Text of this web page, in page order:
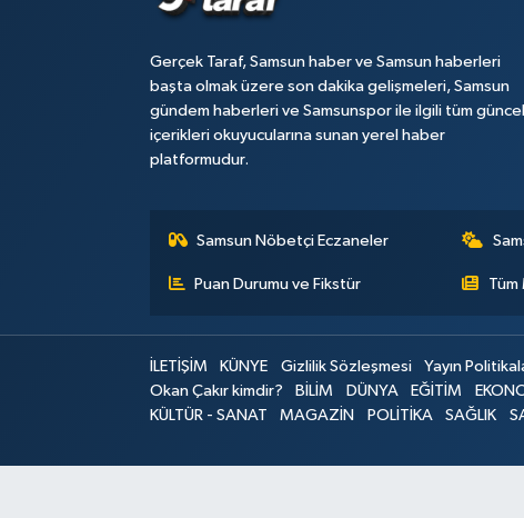
Gerçek Taraf, Samsun haber ve Samsun haberleri
başta olmak üzere son dakika gelişmeleri, Samsun
gündem haberleri ve Samsunspor ile ilgili tüm güncel
içerikleri okuyucularına sunan yerel haber
platformudur.
Samsun Nöbetçi Eczaneler
Puan Durumu ve Fikstür
İLETİŞİM KÜNYE Gizlilik Sözleşmesi Yayın
Okan Çakır kimdir?
BİLİM DÜNYA EĞİTİM
KÜLTÜR - SANAT
MAGAZİN POLİTİKA SAĞLIK